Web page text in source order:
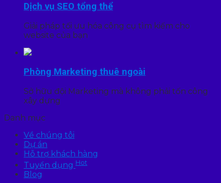
Dịch vụ SEO tổng thể
Giải pháp tối ưu hóa công cụ tìm kiếm cho
website của bạn
Phòng Marketing thuê ngoài
Sở hữu đội Marketing mà không phải tốn công
xây dựng
Danh mục
Về chúng tôi
Dự án
Hỗ trợ khách hàng
Tuyển dụng Hot
Blog